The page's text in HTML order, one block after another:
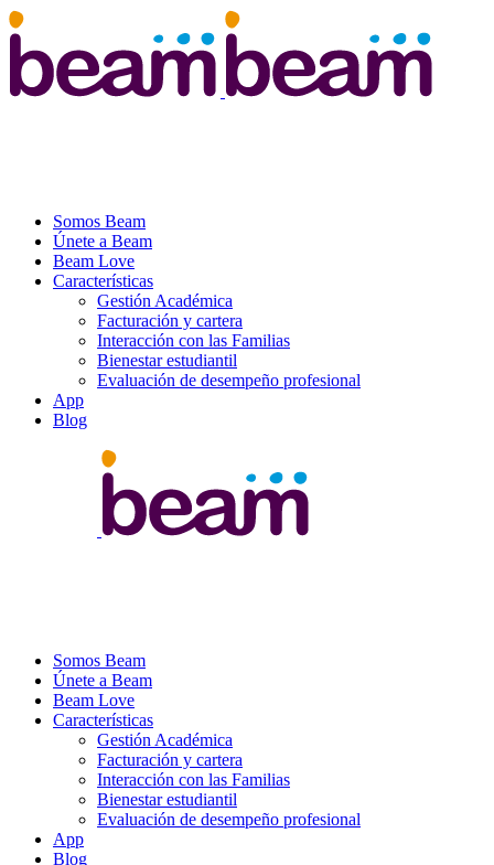
Somos Beam
Únete a Beam
Beam Love
Características
Gestión Académica
Facturación y cartera
Interacción con las Familias
Bienestar estudiantil
Evaluación de desempeño profesional
App
Blog
Somos Beam
Únete a Beam
Beam Love
Características
Gestión Académica
Facturación y cartera
Interacción con las Familias
Bienestar estudiantil
Evaluación de desempeño profesional
App
Blog